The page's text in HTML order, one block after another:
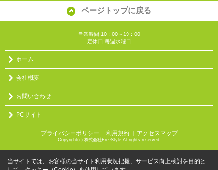
ページトップに戻る
営業時間:10：00～19：00
定休日:毎週水曜日
ホーム
会社概要
お問い合わせ
PCサイト
プライバシーポリシー ｜ 利用規約 ｜アクセスマップ
Copyright(c) 株式会社FreeStyle All rights reserved.
当サイトでは、お客様の当サイト利用状況把握、サービス向上検討を目的と